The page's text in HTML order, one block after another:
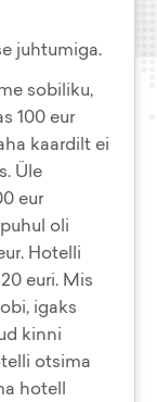
juhtumiga.
sobiliku,
100 eur
kaardilt ei
Üle
eur
oli
Hotelli
euri. Mis
igaks
kinni
otsima
hotell